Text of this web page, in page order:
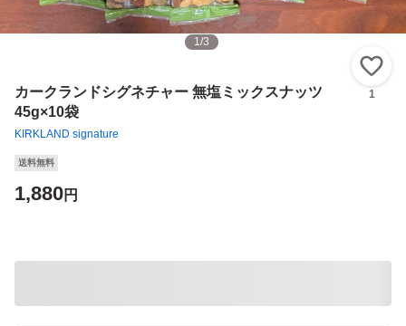
1/3
カークランドシグネチャー 無塩ミックスナッツ
45g×10袋
KIRKLAND signature
1
送料無料
1,880円